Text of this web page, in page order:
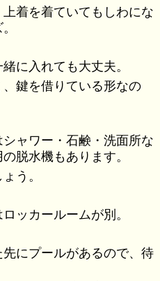
着を着ていてもしわにな
に入れても大丈夫。
鍵を借りている形なの
ャワー・石鹸・洗面所な
脱水機もあります。
う。
ッカールームが別。
にプールがあるので、待